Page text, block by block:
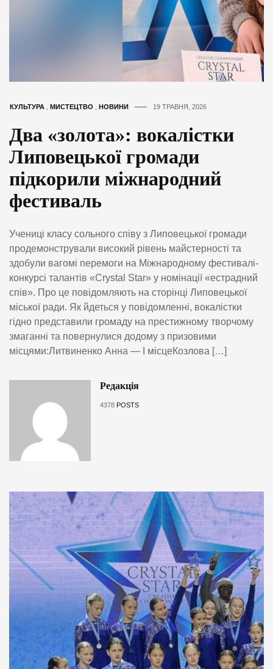
КУЛЬТУРА МИСТЕЦТВО НОВИНИ 19 ТРАВНЯ, 2026
Два «золота»: вокалістки
Липовецької громади
підкорили міжнародний
фестиваль
Учениці класу сольного співу з Липовецької громади
продемонстрували високий рівень майстерності та
здобули вагомі перемоги на Міжнародному фестивалі-
конкурсі талантів «Crystal Star» у номінації «естрадний
спів». Про це повідомляють на сторінці Липовецької
міської ради. Як йдеться у повідомленні, вокалістки
гідно представили громаду на престижному творчому
змаганні та повернулися додому з призовими
місцями:Литвиненко Анна — І місцеКозлова […]
Редакція
4378 POSTS